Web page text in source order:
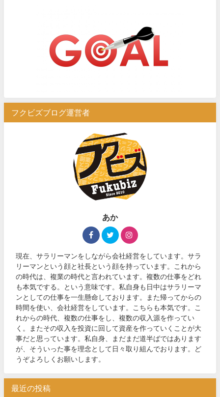
フクビズブログ運営者
あか
現在、サラリーマンをしながら会社経営をしています。サラ
リーマンという顔と社長という顔を持っています。これから
の時代は、複業の時代と言われています。複数の仕事をどれ
も本気でする。という意味です。私自身も日中はサラリーマ
ンとしての仕事を一生懸命しております。また帰ってからの
時間を使い、会社経営をしています。こちらも本気です。こ
れからの時代、複数の仕事をし、複数の収入源を作ってい
く。またその収入を投資に回して資産を作っていくことが大
事だと思っています。私自身、まだまだ道半ばではあります
が、そういった事を理念として日々取り組んでおります。ど
うぞよろしくお願いします。
最近の投稿